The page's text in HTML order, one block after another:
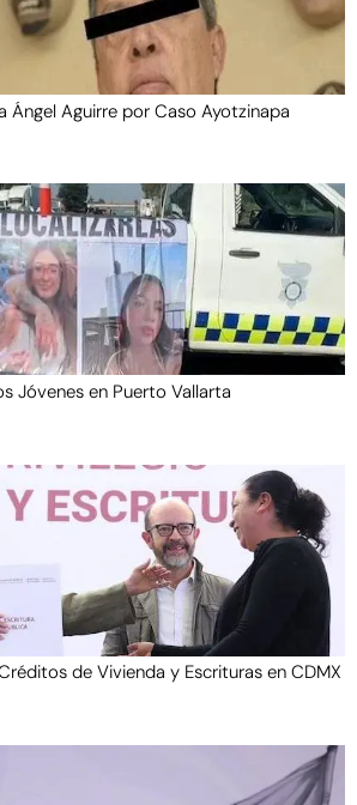
Ángel Aguirre por Caso Ayotzinapa
Jóvenes en Puerto Vallarta
de Vivienda y Escrituras en CDMX